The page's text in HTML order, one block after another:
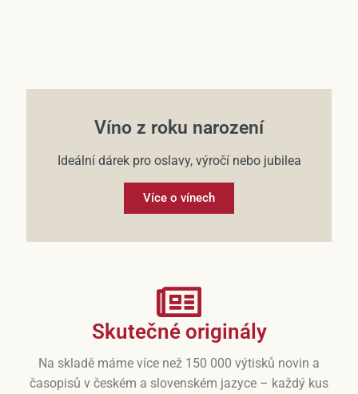
Víno z roku narození
Ideální dárek pro oslavy, výročí nebo jubilea
Více o vínech
Skutečné originály
Na skladě máme více než 150 000 výtisků novin a
časopisů v českém a slovenském jazyce – každý kus